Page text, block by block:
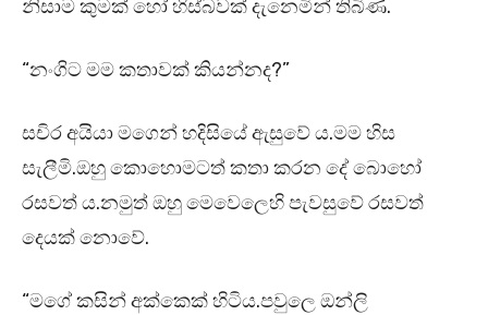
නිසාම කුමක් හෝ හිස්බවක් දැනෙමින් තිබිණ.
“නංගිට මම කතාවක් කියන්නද?”
සචිර අයියා මගෙන් හදිසියේ ඇසුවේ ය.මම හිස
සැලීමි.ඔහු කොහොමටත් කතා කරන දේ බොහෝ
රසවත් ය.නමුත් ඔහු මෙවෙලෙහි පැවසුවේ රසවත්
දෙයක් නොවේ.
“මගේ කසින් අක්කෙක් හිටිය.පවුලෙ ඔන්ලි